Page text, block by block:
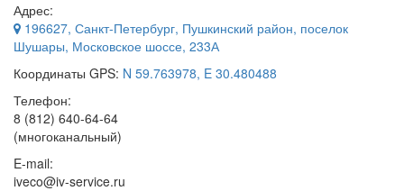
Адрес:
196627, Санкт-Петербург, Пушкинский район, поселок
Шушары, Московское шоссе, 233А
Координаты GPS: N 59.763978, E 30.480488
Телефон:
8 (812) 640-64-64
(многоканальный)
E-mail:
iveco@iv-service.ru